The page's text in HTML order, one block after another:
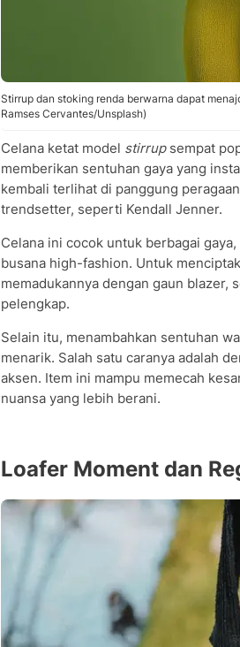
Stirrup dan stoking renda berwarna dapat
Ramses Cervantes/Unsplash)
Celana ketat model stirrupsempat
memberikan sentuhan gaya yang
kembali terlihat di panggung
trendsetter, seperti Kendall Jenner.
Celana ini cocok untuk berbagai
busana high-fashion. Untuk
memadukannya dengan gaun blazer,
pelengkap.
Selain itu, menambahkan sentuhan
menarik. Salah satu caranya adalah
aksen. Item ini mampu memecah
nuansa yang lebih berani.
Loafer Moment dan